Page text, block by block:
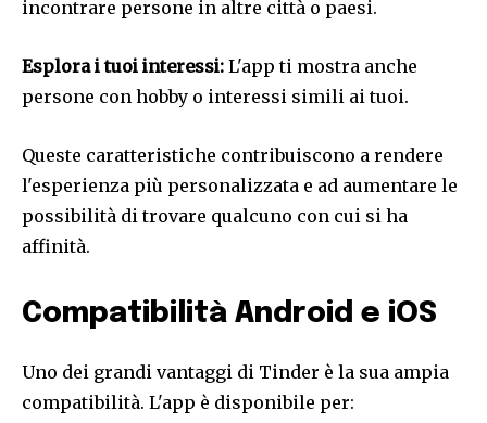
incontrare persone in altre città o paesi.
Esplora i tuoi interessi: L'app ti mostra anche
persone con hobby o interessi simili ai tuoi.
Queste caratteristiche contribuiscono a rendere
l'esperienza più personalizzata e ad aumentare le
possibilità di trovare qualcuno con cui si ha
affinità.
Compatibilità Android e iOS
Uno dei grandi vantaggi di Tinder è la sua ampia
compatibilità. L'app è disponibile per: